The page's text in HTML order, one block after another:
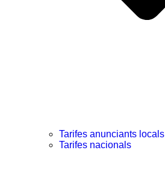
Tarifes anunciants locals
Tarifes nacionals